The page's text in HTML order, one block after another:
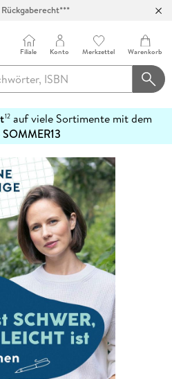
Rückgaberecht***
Filiale Konto Merkzettel Warenkorb
12auf viele Sortimente mit dem
SOMMER13